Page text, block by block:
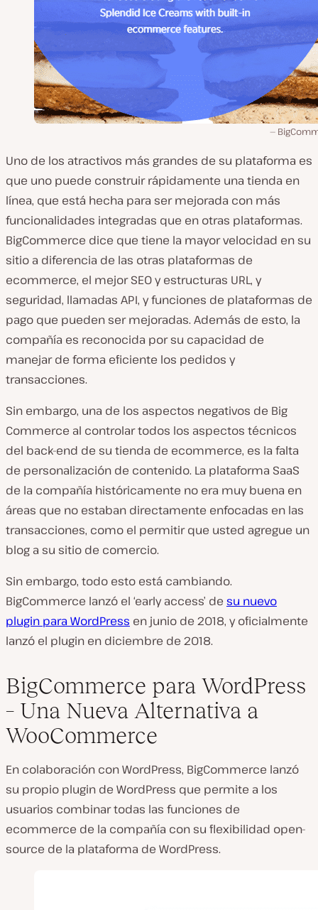
Uno de los atractivos más grandes de su plataforma es
que uno puede construir rápidamente una tienda en
línea, que está hecha para ser mejorada con más
funcionalidades integradas que en otras plataformas.
BigCommerce dice que tiene la mayor velocidad en su
sitio a diferencia de las otras plataformas de
ecommerce, el mejor SEO y estructuras URL, y
seguridad, llamadas API, y funciones de plataformas de
pago que pueden ser mejoradas. Además de esto, la
compañía es reconocida por su capacidad de
manejar de forma eficiente los pedidos y
transacciones.
Sin embargo, una de los aspectos negativos de Big
Commerce al controlar todos los aspectos técnicos
del back-end de su tienda de ecommerce, es la falta
de personalización de contenido. La plataforma SaaS
de la compañía históricamente no era muy buena en
áreas que no estaban directamente enfocadas en las
transacciones, como el permitir que usted agregue un
blog a su sitio de comercio.
Sin embargo, todo esto está cambiando.
BigCommerce lanzó el ‘early access’ de su nuevo
plugin para WordPress en junio de 2018, y oficialmente
lanzó el plugin en diciembre de 2018.
BigCommerce para WordPress
– Una Nueva Alternativa a
WooCommerce
En colaboración con WordPress, BigCommerce lanzó
su propio plugin de WordPress que permite a los
usuarios combinar todas las funciones de
ecommerce de la compañía con su flexibilidad open-
source de la plataforma de WordPress.